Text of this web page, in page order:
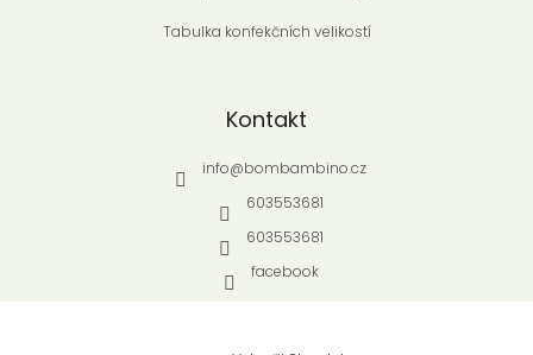
Tabulka konfekčních velikostí
Kontakt
info@bombambino.cz
603553681
603553681
facebook